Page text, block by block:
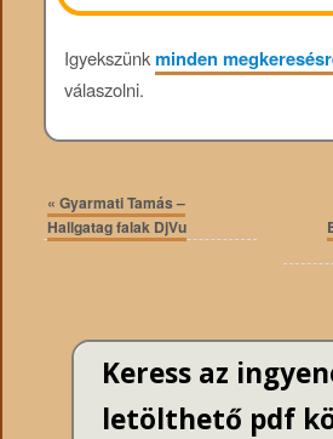
Igyekszünkminden
válaszolni.
« Gyarmati Tamás –
Hallgatag falak DjVu
Keress az
letölthető pdf